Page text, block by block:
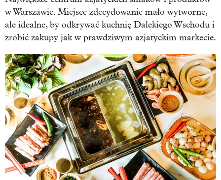
w Warszawie. Miejsce zdecydowanie mało wytworne,
ale idealne, by odkrywać kuchnię Dalekiego Wschodu i
zrobić zakupy jak w prawdziwym azjatyckim markecie.